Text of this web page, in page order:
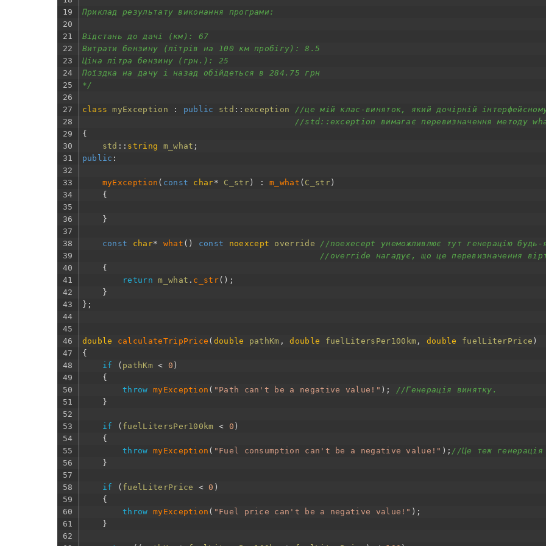
19
20
21
22
23
24
25
26
27
28
29
30
31
32
33
34
35
36
37
38
39
40
41
42
43
44
45
46
47
48
49
50
51
52
53
54
55
56
57
58
59
60
61
62
Приклад результату виконання програми:
Відстань до дачі (км): 67
Витрати бензину (літрів на 100 км пробігу): 8.5
Ціна літра бензину (грн.): 25
Поїздка на дачу і назад обійдеться в 284.75 грн
*/
class myException : public std :: exception
//це мій клас-виняток, який дочірній
//std::exception вимагає перевизначення методу
{
std :: string m_what ;
public :
myException ( const char* C_str) : m_what ( C_str)
{
}
const char* what ( ) const noexcept override
//noexecept унеможливлює тут генерацію будь-
//override нагадує, що це перевизначення
{
return
m_what . c_str( ) ;
}
} ;
double calculateTripPrice ( double pathKm , double fuelLitersPer100km , double fuelLiterPrice )
{
if
( pathKm < 0 )
{
throw myException ( "Path can't be a negative value!" ) ;
//Генерація винятку.
}
if ( fuelLitersPer100km < 0 )
{
throw myException ( "Fuel consumption can't be a negative value!" ) ; //Це теж генерація
}
if ( fuelLiterPrice < 0 )
{
throw myException ( "Fuel price can't be a negative value!" ) ;
}